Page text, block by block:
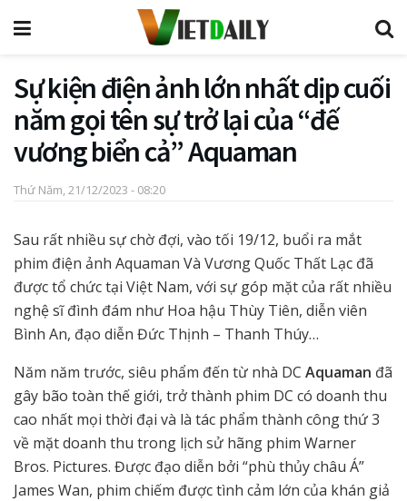
Sự kiện điện ảnh lớn nhất dịp cuối
năm gọi tên sự trở lại của “đế
vương biển cả” Aquaman
Thứ Năm, 21/12/2023 - 08:20
Sau rất nhiều sự chờ đợi, vào tối 19/12, buổi ra mắt
phim điện ảnh Aquaman Và Vương Quốc Thất Lạc đã
được tổ chức tại Việt Nam, với sự góp mặt của rất nhiều
nghệ sĩ đình đám như Hoa hậu Thùy Tiên, diễn viên
Bình An, đạo diễn Đức Thịnh – Thanh Thúy…
Năm năm trước, siêu phẩm đến từ nhà DC Aquaman đã
gây bão toàn thế giới, trở thành phim DC có doanh thu
cao nhất mọi thời đại và là tác phẩm thành công thứ 3
về mặt doanh thu trong lịch sử hãng phim Warner
Bros. Pictures. Được đạo diễn bởi “phù thủy châu Á”
James Wan, phim chiếm được tình cảm lớn của khán giả